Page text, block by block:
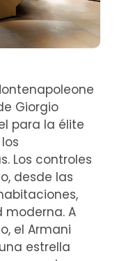
Giorgio
para la élite
Los controles
desde las
A
el Armani
estrella